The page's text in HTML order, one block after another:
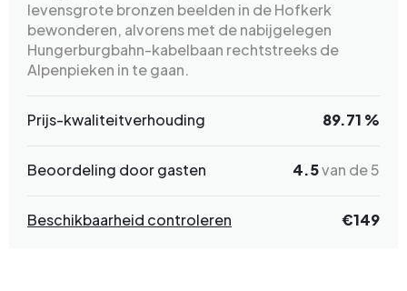
levensgrote bronzen beelden in de Hofkerk
bewonderen, alvorens met de nabijgelegen
Hungerburgbahn-kabelbaan rechtstreeks de
Alpenpieken in te gaan.
Prijs-kwaliteitverhouding 89.71 %
Beoordeling door gasten 4.5van de 5
Beschikbaarheid controleren €149